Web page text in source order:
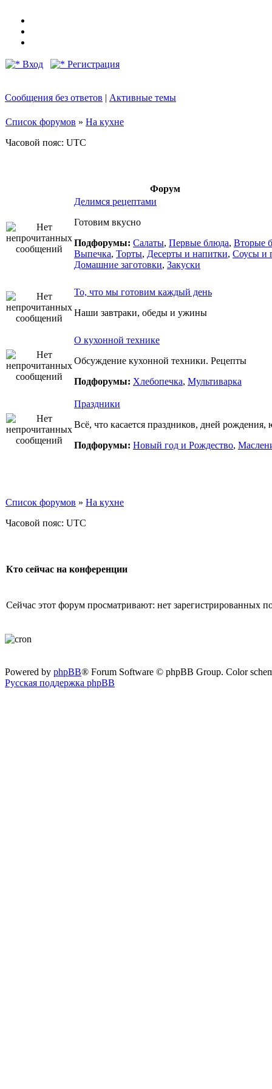
Вход Регистрация
Сообщения без ответов | Активные темы
Список форумов » На кухне
Часовой пояс: UTC
Форум
Делимся рецептами
Готовим вкусно
Подфорумы: Салаты, Первые блюда, Вторые
Выпечка, Торты, Десерты и напитки, Соусы и
Домашние заготовки, Закуски
То, что мы готовим каждый день
Наши завтраки, обеды и ужины
О кухонной технике
Обсуждение кухонной техники. Рецепты
Подфорумы: Хлебопечка, Мультиварка
Праздники
Всё, что касается праздников, дней рождения,
Подфорумы: Новый год и Рождество,
Список форумов » На кухне
Часовой пояс: UTC
Кто сейчас на конференции
Сейчас этот форум просматривают: нет зарегистрированных
Powered by phpBB® Forum Software © phpBB Group. Color
Русская поддержка phpBB